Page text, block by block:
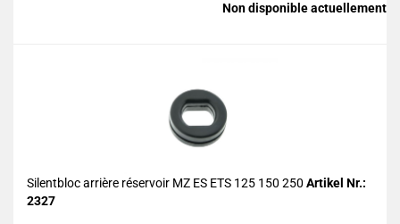
Non disponible actuellement
Silentbloc arrière réservoir MZ ES ETS 125 150 250 Artikel Nr.:
2327